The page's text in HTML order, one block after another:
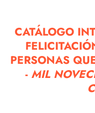
CATÁLOGO
PERSONAS
- MIL